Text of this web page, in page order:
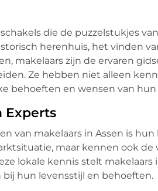
die de puzzelstukjes
herenhuis, het vinden
makelaars zijn de ervaren
Ze hebben niet alleen
behoeften en wensen van
Experts
van makelaars in Assen is
maar kennen ook de
lokale kennis stelt
hun levensstijl en behoeften.